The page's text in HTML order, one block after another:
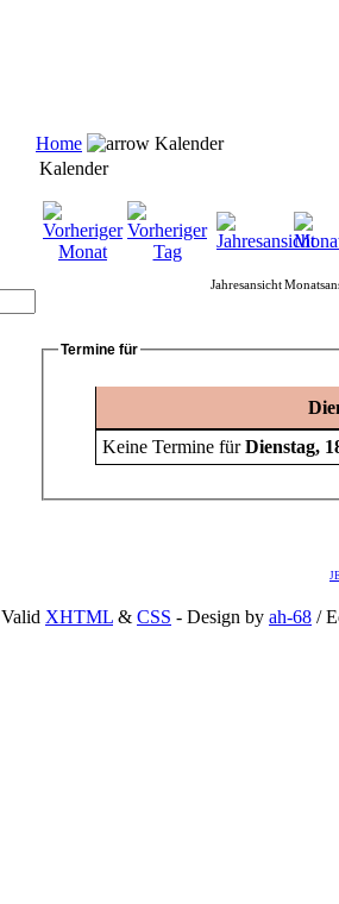
Home
Kalender
Kalender
Jahresansicht
Termine für
Keine Termine fürDienstag,
Valid XHTML & CSS - Design by ah-68 /